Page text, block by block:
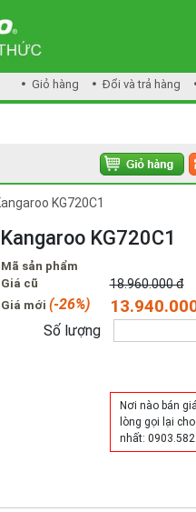
Giỏ hàng Đổi và trả hàng
KG720C1
KG720C1
Mã sản phẩm
Giá cũ
18.960.000 đ
Giá mới (-26%)
Số lượng
Nơi nào bán
lòng gọi lại
nhất: